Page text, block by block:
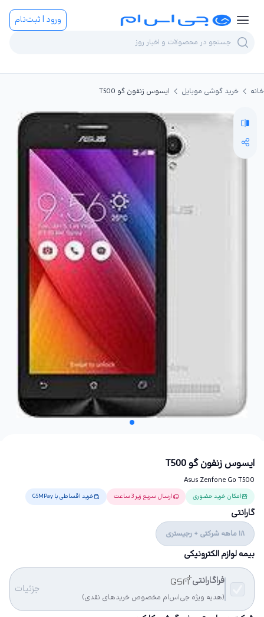
ورود | ثبت‌نام
خانه خرید گوشی موبایل ایسوس زنفون گو T500
ایسوس زنفون گو T500
Asus Zenfone Go T500
امکان خرید حضوری ارسال سریع زیر 3 ساعت خرید اقساطی با GSMPay
گارانتی
18 ماهه شرکتی + رجیستری
بیمه لوازم الکترونیکی
فراگارانتی
(هدیه ویژه جی‌اس‌ام مخصوص خریدهای نقدی)
جزئیات